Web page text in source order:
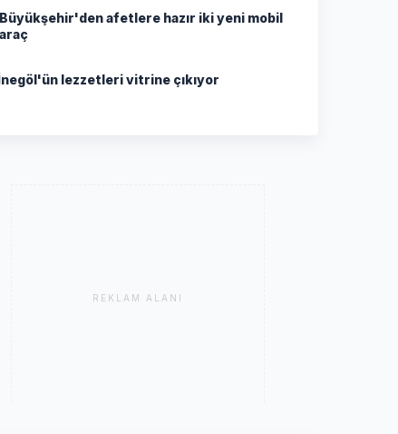
Büyükşehir'den afetlere hazır iki yeni mobil
araç
lezzetleri vitrine çıkıyor
REKLAM ALANI